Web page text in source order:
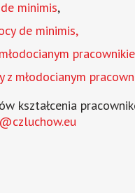
minimis,
de minimis,
młodocianym
kształcenia